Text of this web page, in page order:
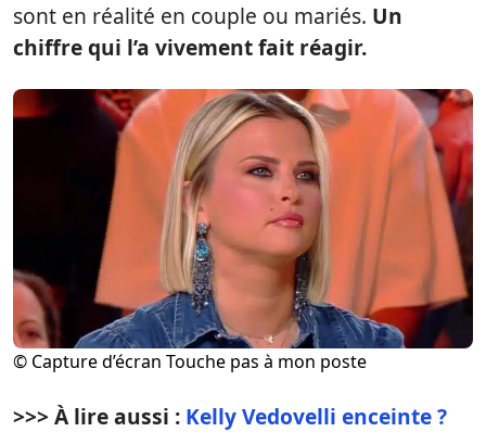
sont en réalité en couple ou mariés. Un
chiffre qui l’a vivement fait réagir.
© Capture d’écran Touche pas à mon poste
>>> À lire aussi : Kelly Vedovelli enceinte ?